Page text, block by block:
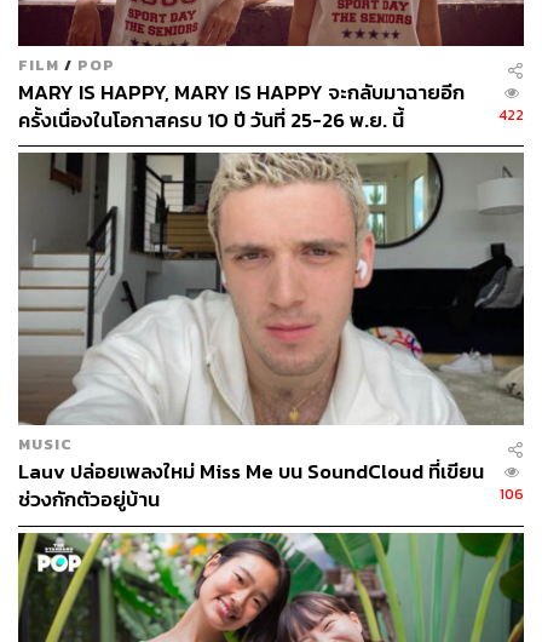
ส่วนตัวต่องานศิลปะ และความคาดหวังในสิ่งที่จะเกิดขึ้นต่อ
ไปในอนาคต’
ยิ่งเราใช้เวลากับสิ่งที่ชอบมากขึ้น ยิ่งช่วยพัฒนารสนิยม
ของเราต่อสิ่งนั้นๆ ให้ละเอียดอ่อนมากขึ้นตามไปด้วย นี่อาจ
จะเป็นจิตใต้สำนึกของเราที่ใช้ Desire for Control เพื่อให้เกิด
ประโยชน์กับตัวเองโดยที่ไม่รู้ตัว แต่หากลองมองจากมุมที่
กว้างกว่าเดิม Customized Experience อาจกำลังทำหน้าที่
เป็นห้องสมุดที่เต็มไปด้วยหนังสือจากนักเขียนที่เราชื่นชอบ
พร้อมหัวเรื่องที่เราสนใจ จนทำให้เรานั่งจมอยู่ในที่แห่งนี้นาน
เสียจนไม่ได้ออกจากห้องไปดูหนังสือจากร้านหนังสืออื่นๆ
และพลาดโอกาสที่จะได้อ่านหนังสือแนวใหม่ หรือโอกาสใน
การเรียนรู้สิ่งใหม่ๆ ที่เรายังไม่เคยสัมผัส ยิ่งถ้าเป็นข่าวสาร
สำคัญรอบตัว การออกจากห้องสมุดห้องเดิม แล้วลุกไปดู
หนังสือจากแหล่งอื่นๆ ก็อาจจะเป็นประโยชน์มากกว่าก็เป็นได้
ทุกวันนี้มนุษย์เราคัดเลือกสิ่งที่อยากเห็น อยากรู้ อยากอ่าน
กันเป็นปกติอยู่แล้ว พอแพลตฟอร์มที่เราใช้กันเป็นประจำเริ่ม
สร้าง Customized Experience และทำหน้าที่ช่วยคัดกรองสิ่ง
ที่เราจะได้เห็นตามรสนิยมเข้าไปอีก ผู้รับสารอย่างเราเองก็
ต้องรู้จักปรับตัวที่จะอยู่ในยุค Generation Me Me Me อย่างใจ
กว้าง มองและคิดรอบด้านมากขึ้น เผื่อวันหนึ่งเราจะลองก้าว
เข้าสู่ Generation We We We กันดูบ้าง
FILM / POP
MARY IS HAPPY, MARY IS HAPPY จะกลับมาฉายอีก
ครั้งเนื่องในโอกาสครบ 10 ปี วันที่ 25-26 พ.ย. นี้
422
MUSIC
Lauv ปล่อยเพลงใหม่ Miss Me บน SoundCloud ที่เขียน
ช่วงกักตัวอยู่บ้าน
106